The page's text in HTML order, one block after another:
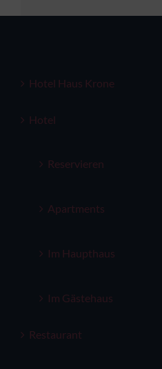
Hotel Haus Krone
Hotel
Reservieren
Apartments
Im Haupthaus
Im Gästehaus
Restaurant